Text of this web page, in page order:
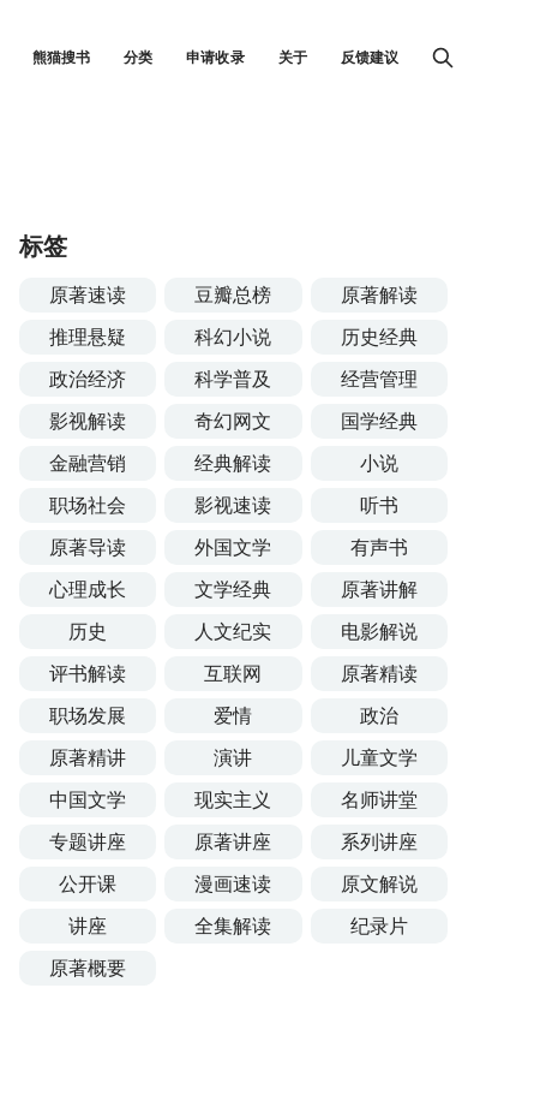
熊猫搜书 分类 申请收录 关于 反馈建议
标签
原著速读 豆瓣总榜
原著解读
推理悬疑
科幻小说
历史经典
政治经济
科学普及
经营管理
影视解读
奇幻网文
国学经典
金融营销
经典解读
小说
职场社会
影视速读
听书
原著导读
外国文学
有声书
心理成长
文学经典
原著讲解
历史
人文纪实
电影解说
评书解读
互联网
原著精读
职场发展
爱情
政治
原著精讲
演讲
儿童文学
中国文学
现实主义
名师讲堂
专题讲座
原著讲座
系列讲座
公开课
漫画速读
原文解说
讲座
全集解读
纪录片
原著概要